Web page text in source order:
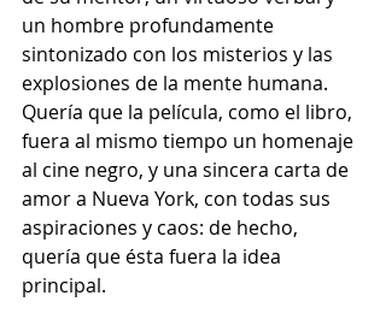
un hombre profundamente
sintonizado con los misterios y las
explosiones de la mente humana.
Quería que la película, como el libro,
fuera al mismo tiempo un homenaje
al cine negro, y una sincera carta de
amor a Nueva York, con todas sus
aspiraciones y caos: de hecho,
quería que ésta fuera la idea
principal.